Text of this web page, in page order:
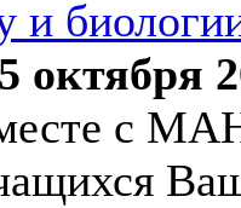
и
октября
с